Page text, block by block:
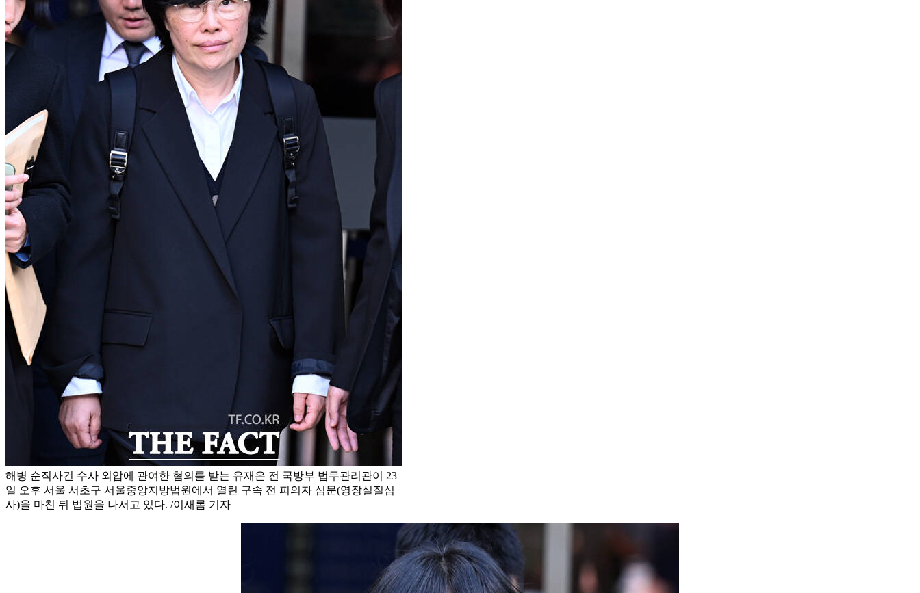
해병 순직사건 수사 외압에 관여한 혐의를 받는 유재은 전 국방부 법무관리관이 23
일 오후 서울 서초구 서울중앙지방법원에서 열린 구속 전 피의자 심문(영장실질심
사)을 마친 뒤 법원을 나서고 있다. /이새롬 기자